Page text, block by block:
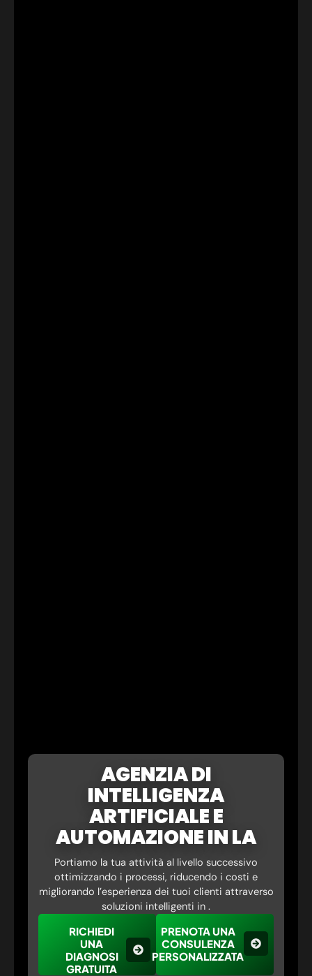
AGENZIA DI
INTELLIGENZA
ARTIFICIALE E
AUTOMAZIONE IN LA
Portiamo la tua attività al livello successivo
ottimizzando i processi, riducendo i costi e
migliorando l’esperienza dei tuoi clienti attraverso
soluzioni intelligenti in .
RICHIEDI
UNA
DIAGNOSI
GRATUITA
PRENOTA UNA
CONSULENZA
PERSONALIZZATA